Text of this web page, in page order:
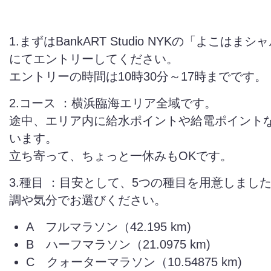
1.まずはBankART Studio NYKの「よこはまシ
にてエントリーしてください。
エントリーの時間は10時30分～17時までです。
2.コース ：横浜臨海エリア全域です。
途中、エリア内に給水ポイントや給電ポイント
います。
立ち寄って、ちょっと一休みもOKです。
3.種目 ：目安として、5つの種目を用意しまし
調や気分でお選びください。
A フルマラソン（42.195 km)
B ハーフマラソン（21.0975 km)
C クォーターマラソン（10.54875 km)